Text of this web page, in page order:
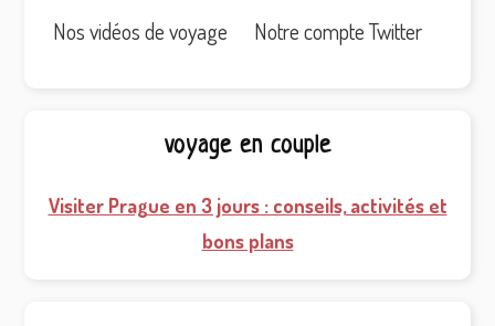
Nos vidéos de voyage Notre compte Twitter
voyage en couple
Visiter Prague en 3 jours : conseils, activités et
bons plans